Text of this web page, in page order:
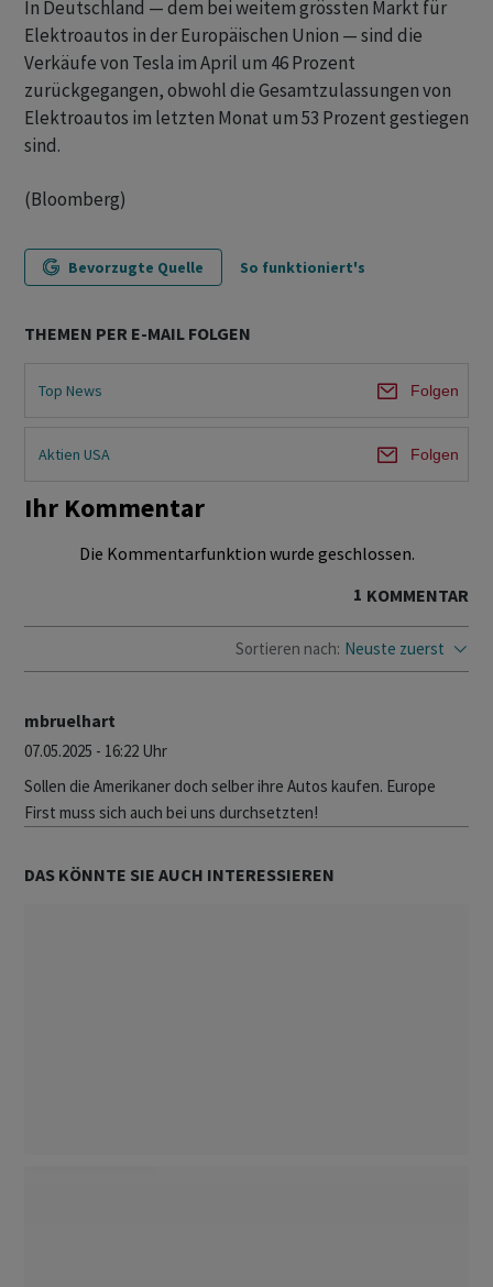
In Deutschland — dem bei weitem grössten Markt für
Elektroautos in der Europäischen Union — sind die
Verkäufe von Tesla im April um 46 Prozent
zurückgegangen, obwohl die Gesamtzulassungen von
Elektroautos im letzten Monat um 53 Prozent gestiegen
sind.
(Bloomberg)
Bevorzugte Quelle So funktioniert's
THEMEN PER E-MAIL FOLGEN
Top News Folgen
Aktien USA Folgen
Ihr Kommentar
Die Kommentarfunktion wurde geschlossen.
1 KOMMENTAR
Sortieren nach: Neuste zuerst
mbruelhart
07.05.2025 - 16:22 Uhr
Sollen die Amerikaner doch selber ihre Autos kaufen. Europe
First muss sich auch bei uns durchsetzten!
DAS KÖNNTE SIE AUCH INTERESSIEREN